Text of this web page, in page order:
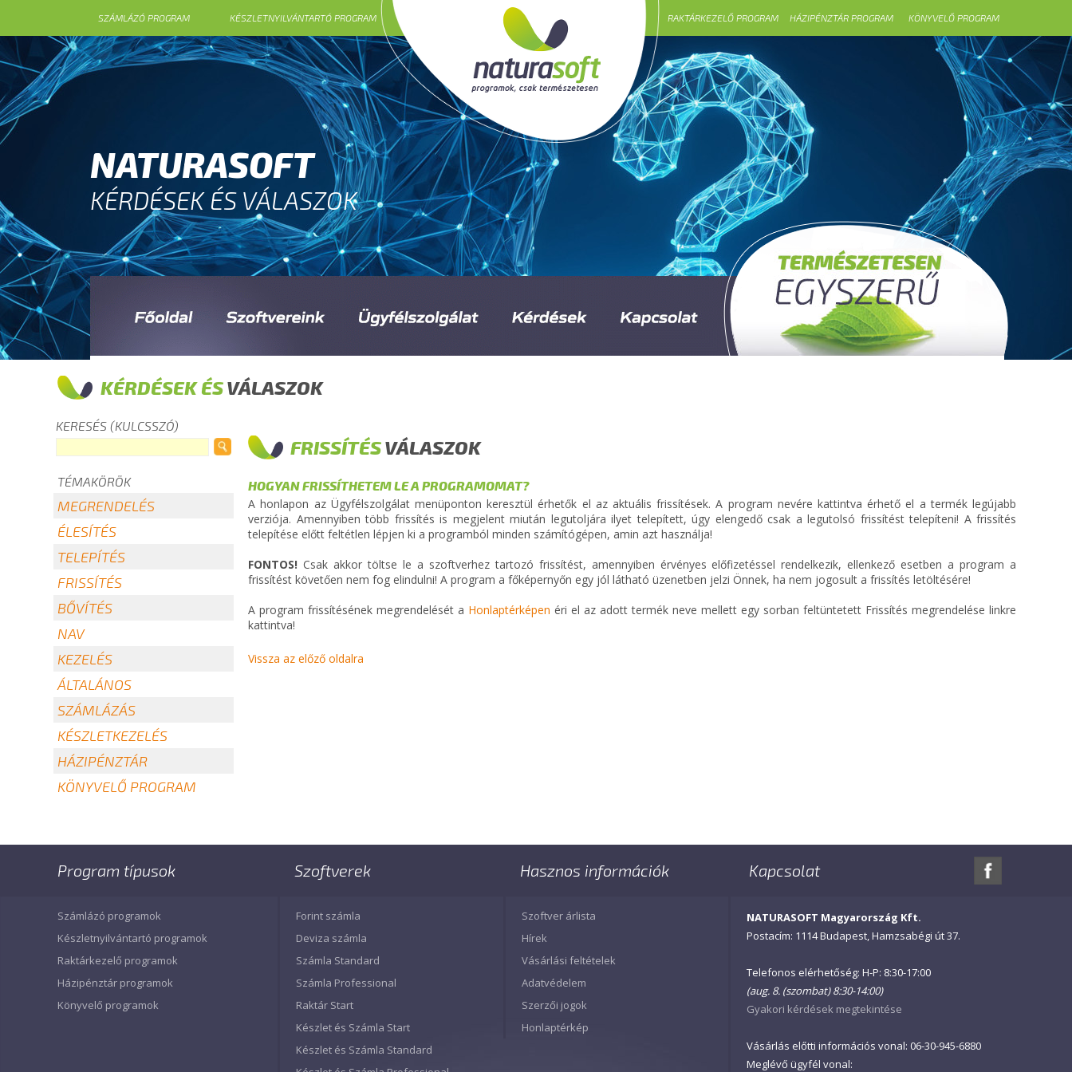
SZÁMLÁZÓ PROGRAM KÉSZLETNYILVÁNTARTÓ PROGRAM RAKTÁRKEZELŐ PROGRAM HÁZIPÉNZTÁR PROGRAM KÖNYVELŐ PROGRAM
NATURASOFT
KÉRDÉSEK ÉS VÁLASZOK
KÉRDÉSEK ÉSVÁLASZOK
KERESÉS (KULCSSZÓ)
TÉMAKÖRÖK
MEGRENDELÉS
ÉLESÍTÉS
TELEPÍTÉS
FRISSÍTÉS
BŐVÍTÉS
NAV
KEZELÉS
ÁLTALÁNOS
SZÁMLÁZÁS
KÉSZLETKEZELÉS
HÁZIPÉNZTÁR
KÖNYVELŐ PROGRAM
FRISSÍTÉSVÁLASZOK
HOGYAN FRISSÍTHETEM LE A PROGRAMOMAT?
A honlapon az Ügyfélszolgálat menüponton keresztül érhetők el az aktuális frissítések. A program nevére kattintva érhető el a termék legújabb
verziója. Amennyiben több frissítés is megjelent miután legutoljára ilyet telepített, úgy elengedő csak a legutolsó frissítést telepíteni! A frissítés
telepítése előtt feltétlen lépjen ki a programból minden számítógépen, amin azt használja!
FONTOS! Csak akkor töltse le a szoftverhez tartozó frissítést, amennyiben érvényes előfizetéssel rendelkezik, ellenkező esetben a program a
frissítést követően nem fog elindulni! A program a főképernyőn egy jól látható üzenetben jelzi Önnek, ha nem jogosult a frissítés letöltésére!
A program frissítésének megrendelését a Honlaptérképen éri el az adott termék neve mellett egy sorban feltüntetett Frissítés megrendelése linkre
kattintva!
Vissza az előző oldalra
Program típusok
Számlázó programok
Készletnyilvántartó programok
Raktárkezelő programok
Házipénztár programok
Könyvelő programok
Szoftverek
Forint számla
Deviza számla
Számla Standard
Számla Professional
Raktár Start
Készlet és Számla Start
Készlet és Számla Standard
Hasznos információk
Szoftver árlista
Hírek
Vásárlási feltételek
Adatvédelem
Szerzői jogok
Honlaptérkép
Kapcsolat
NATURASOFT Magyarország Kft.
Postacím: 1114 Budapest, Hamzsabégi út 37.
Telefonos elérhetőség: H-P: 8:30-17:00
(aug. 8. (szombat) 8:30-14:00)
Gyakori kérdések megtekintése
Vásárlás előtti információs vonal: 06-30-945-6880
Meglévő ügyfél vonal: